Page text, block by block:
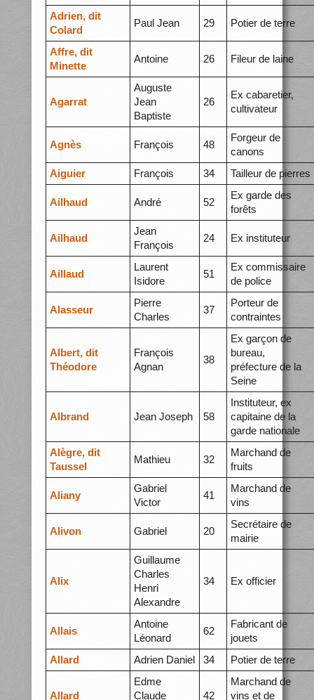
Adrien, dit
Colard
Paul Jean 29 Potier de terre
Affre, dit
Minette
Antoine 26 Fileur de laine
Agarrat
Auguste
Jean
Baptiste
26
Ex cabaretier,
cultivateur
Agnès François 48
Forgeur de
canons
Aiguier
François 34 Tailleur de pierres
Ailhaud André 52
Ex garde des
forêts
Ailhaud
Jean
François
24 Ex instituteur
Aillaud
Laurent
Isidore
51
Ex commissaire
de police
Alasseur
Pierre
Charles
37
Porteur de
contraintes
Albert, dit
Théodore
François
Agnan
38
Ex garçon de
bureau,
préfecture de la
Seine
Albrand Jean Joseph 58
Instituteur, ex
capitaine de la
garde nationale
Alègre, dit
Taussel
Mathieu 32
Marchand de
fruits
Aliany
Gabriel
Victor
41
Marchand de
vins
Alivon Gabriel 20
Secrétaire de
mairie
Alix
Guillaume
Charles
Henri
Alexandre
34 Ex officier
Allais
Antoine
Léonard
62
Fabricant de
jouets
Allard
Adrien Daniel 34 Potier de terre
Allard
Edme
Claude
42
Marchand de
vins et de